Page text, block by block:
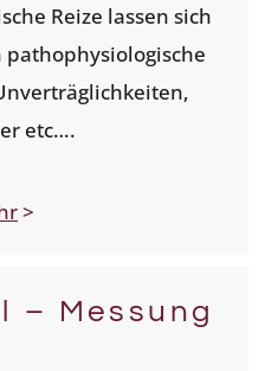
Reize lassen sich
pathophysiologische
etc….
>
– Messung